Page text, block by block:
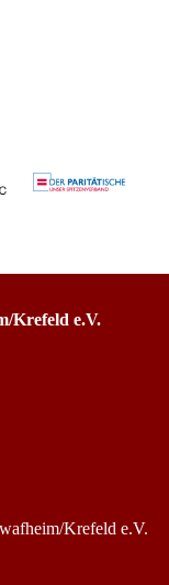
Krefeld e.V.
Krefeld e.V.